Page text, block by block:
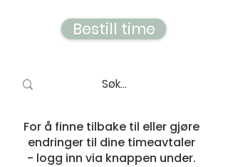
Bestill time
For å finne tilbake til eller gjøre
endringer til dine timeavtaler
- logg inn via knappen under.